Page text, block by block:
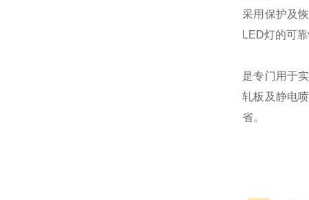
采用保护及
LED灯的可
是专门用于
轧板及静电
省。